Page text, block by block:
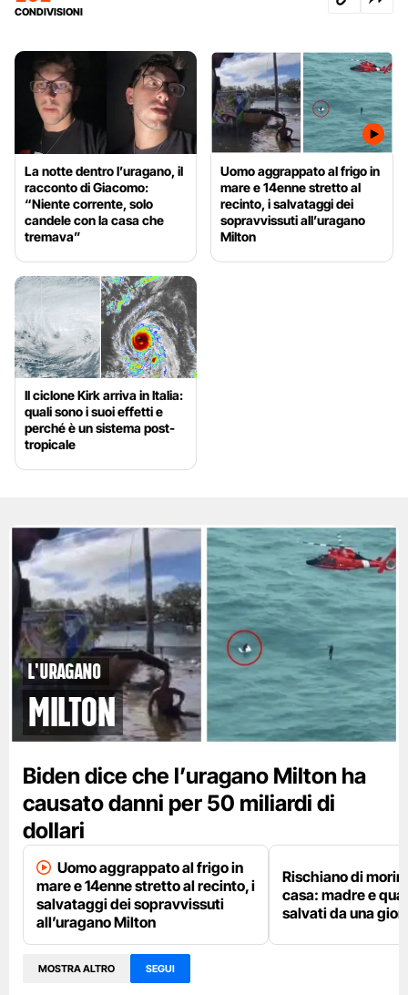
CONDIVISIONI
La notte dentro l’uragano, il
racconto di Giacomo:
“Niente corrente, solo
candele con la casa che
tremava”
Uomo aggrappato al frigo in
mare e 14enne stretto al
recinto, i salvataggi dei
sopravvissuti all’uragano
Milton
Il ciclone Kirk arriva in Italia:
quali sono i suoi effetti e
perché è un sistema post-
tropicale
L'uragano
Milton
Biden dice che l’uragano Milton ha
causato danni per 50 miliardi di
dollari
Uomo aggrappato al frigo in
mare e 14enne stretto al recinto, i
salvataggi dei sopravvissuti
all’uragano Milton
Rischiano di
casa: madre e
salvati da una
MOSTRA ALTRO SEGUI